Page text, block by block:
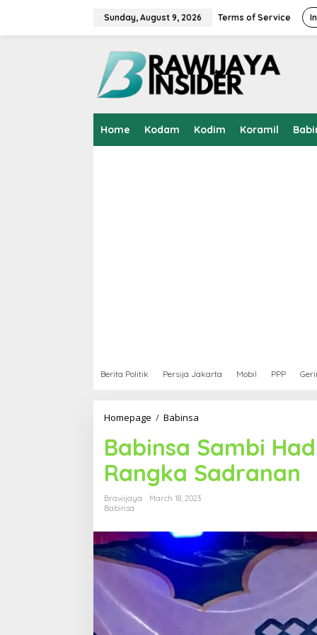
Sunday, August 9, 2026 Terms of Service
Home Kodam Kodim Koramil
Berita Politik Persija Jakarta Mobil PPP
Homepage / Babinsa
b
i
n
s
a
m
b
i
H
i
Babinsa Sambi
Rangka Sadranan
Brawijaya
March 18, 2023
Babinsa